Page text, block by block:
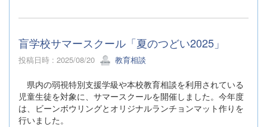
盲学校サマースクール「夏のつどい2025」
投稿日時 : 2025/08/20 教育相談
県内の弱視特別支援学級や本校教育相談を利用されている
児童生徒を対象に、サマースクールを開催しました。今年度
は、ビーンボウリングとオリジナルランチョンマット作りを
行いました。